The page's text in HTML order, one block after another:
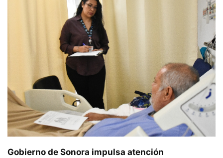
Gobierno de Sonora impulsa atención